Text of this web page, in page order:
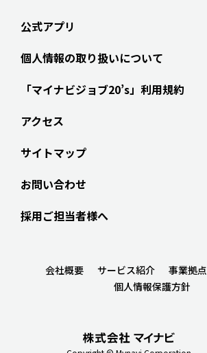
公式アプリ
個人情報の取り扱いについて
「マイナビジョブ20’s」利用規約
アクセス
サイトマップ
お問い合わせ
採用ご担当者様へ
会社概要 サービス紹介 事業拠点
個人情報保護方針